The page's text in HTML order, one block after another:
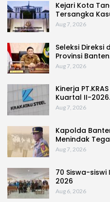
Kejari Kota
Tersangka
Aug 7, 2026
Seleksi Direksi
Provinsi
Aug 7, 2026
Kinerja
Kuartal II-
Aug 7, 2026
Kapolda
Menindak
Aug 7, 2026
70 Siswa-siswi
2026
Aug 6, 2026